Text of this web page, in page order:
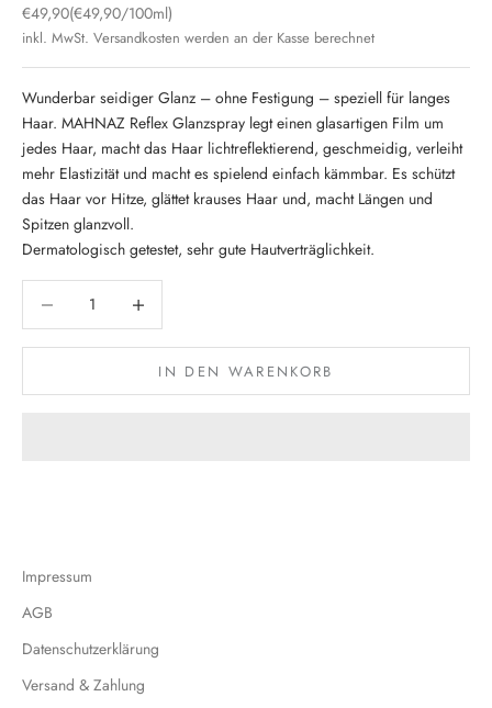
Angebot
€49,90(€49,90/100ml)
inkl. MwSt. Versandkosten werden an der Kasse berechnet
Wunderbar seidiger Glanz – ohne Festigung – speziell für langes
Haar. MAHNAZ Reflex Glanzspray legt einen glasartigen Film um
jedes Haar, macht das Haar lichtreflektierend, geschmeidig, verleiht
mehr Elastizität und macht es spielend einfach kämmbar. Es schützt
das Haar vor Hitze, glättet krauses Haar und, macht Längen und
Spitzen glanzvoll.
Dermatologisch getestet, sehr gute Hautverträglichkeit.
IN DEN WARENKORB
Impressum
AGB
Datenschutzerklärung
Versand & Zahlung